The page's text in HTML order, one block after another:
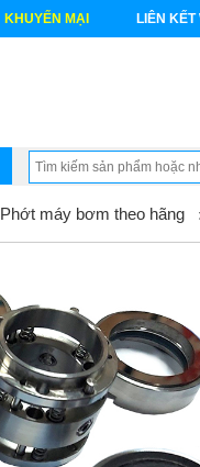
KHUYẾN MẠI LIÊN KẾT
Phớt máy bơm theo hãng